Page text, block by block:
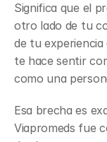
Significa que el
otro lado de tu
de tu experiencia
te hace sentir
como una
Esa brecha es
Viapromeds fue